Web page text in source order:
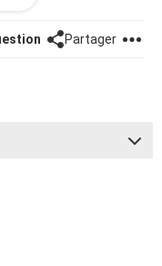
Partager